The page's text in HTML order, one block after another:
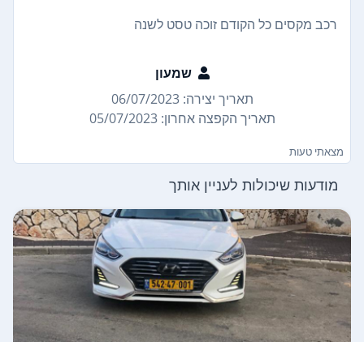
רכב מקסים כל הקודם זוכה טסט לשנה
שמעון
תאריך יצירה: 06/07/2023
תאריך הקפצה אחרון: 05/07/2023
מצאתי טעות
מודעות שיכולות לעניין אותך